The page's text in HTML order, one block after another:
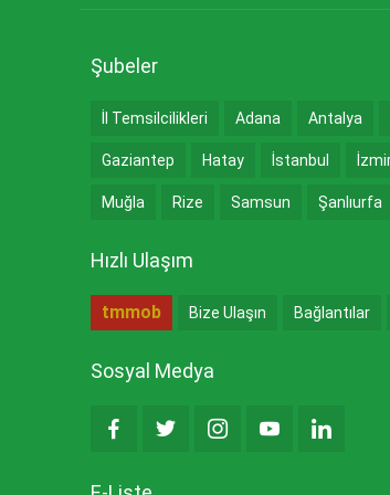
Şubeler
İl Temsilcilikleri Adana Antalya
Gaziantep Hatay İstanbul
Muğla Rize Samsun Şanlıurfa
Hızlı Ulaşım
tmmob Bize Ulaşın Bağlantılar
Sosyal Medya